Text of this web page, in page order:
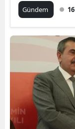
Gündem